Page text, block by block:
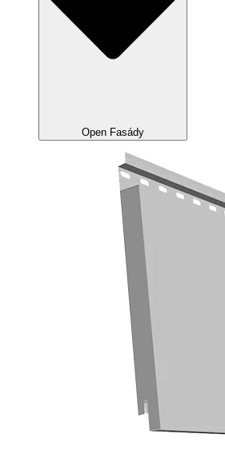
Open Fasády